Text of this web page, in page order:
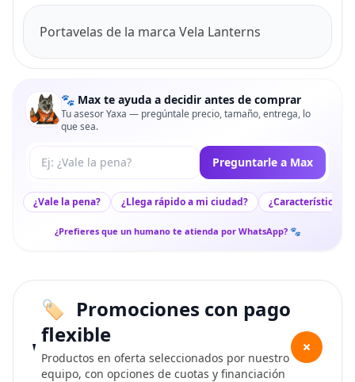
Portavelas de la marca Vela Lanterns
🐾 Max te ayuda a decidir antes de comprar
Tu asesor Yaxa — pregúntale precio, tamaño, entrega, lo
que sea.
Tu pregunta a Max Preguntarle a Max
¿Vale la pena? ¿Llega rápido a mi ciudad? ¿Características
¿Prefieres que un humano te atienda por WhatsApp? 🐾
Promociones con pago
flexible
Productos en oferta seleccionados por nuestro
equipo, con opciones de cuotas y financiación
+